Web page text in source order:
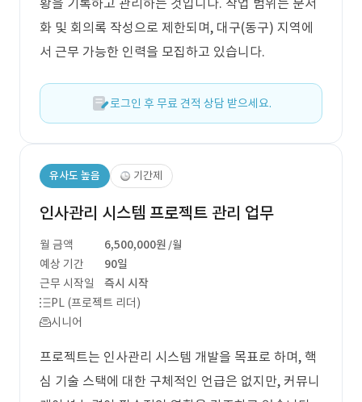
황을 기록하고 관리하는 것입니다. 작업 범위는 문서
화 및 회의록 작성으로 제한되며, 대구(동구) 지역에
서 근무 가능한 인력을 모집하고 있습니다.
로그인 후 무료 견적 상담 받으세요.
유사도 높음 기간제
인사관리 시스템 프로젝트 관리 업무
월 금액 6,500,000원 /월
예상 기간
90일
근무 시작일
즉시 시작
PL (프로젝트 리더)
시니어
프로젝트는 인사관리 시스템 개발을 목표로 하며, 핵
심 기술 스택에 대한 구체적인 언급은 없지만, 커뮤니